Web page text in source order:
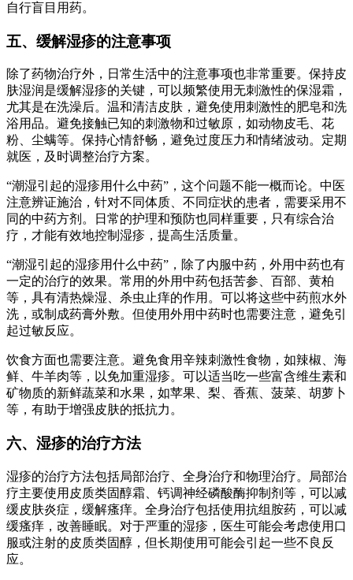
自行盲目用药。
五、缓解湿疹的注意事项
除了药物治疗外，日常生活中的注意事项也非常重要。保持皮
肤湿润是缓解湿疹的关键，可以频繁使用无刺激性的保湿霜，
尤其是在洗澡后。温和清洁皮肤，避免使用刺激性的肥皂和洗
浴用品。避免接触已知的刺激物和过敏原，如动物皮毛、花
粉、尘螨等。保持心情舒畅，避免过度压力和情绪波动。定期
就医，及时调整治疗方案。
“潮湿引起的湿疹用什么中药”，这个问题不能一概而论。中医
注意辨证施治，针对不同体质、不同症状的患者，需要采用不
同的中药方剂。日常的护理和预防也同样重要，只有综合治
疗，才能有效地控制湿疹，提高生活质量。
“潮湿引起的湿疹用什么中药”，除了内服中药，外用中药也有
一定的治疗的效果。常用的外用中药包括苦参、百部、黄柏
等，具有清热燥湿、杀虫止痒的作用。可以将这些中药煎水外
洗，或制成药膏外敷。但使用外用中药时也需要注意，避免引
起过敏反应。
饮食方面也需要注意。避免食用辛辣刺激性食物，如辣椒、海
鲜、牛羊肉等，以免加重湿疹。可以适当吃一些富含维生素和
矿物质的新鲜蔬菜和水果，如苹果、梨、香蕉、菠菜、胡萝卜
等，有助于增强皮肤的抵抗力。
六、湿疹的治疗方法
湿疹的治疗方法包括局部治疗、全身治疗和物理治疗。局部治
疗主要使用皮质类固醇霜、钙调神经磷酸酶抑制剂等，可以减
缓皮肤炎症，缓解瘙痒。全身治疗包括使用抗组胺药，可以减
缓瘙痒，改善睡眠。对于严重的湿疹，医生可能会考虑使用口
服或注射的皮质类固醇，但长期使用可能会引起一些不良反
应。